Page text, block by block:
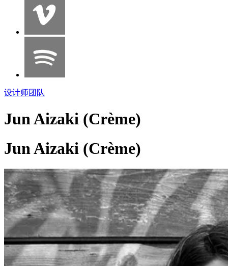
设计师团队
Jun Aizaki (Crème)
Jun Aizaki (Crème)